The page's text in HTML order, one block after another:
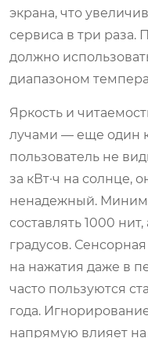
экрана, что
сервиса в три
должно
диапазоном
Яркость и
лучами — еще один
пользователь не
за кВт·ч на солнце,
ненадежный.
составлять 1000
градусов.
на нажатия даже в
часто пользуются
года.
напрямую влияет